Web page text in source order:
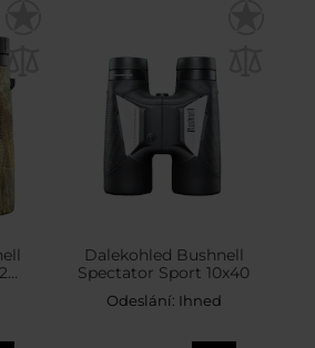
Dalekohled Bushnell
Spectator Sport 10x40
Odeslání: Ihned